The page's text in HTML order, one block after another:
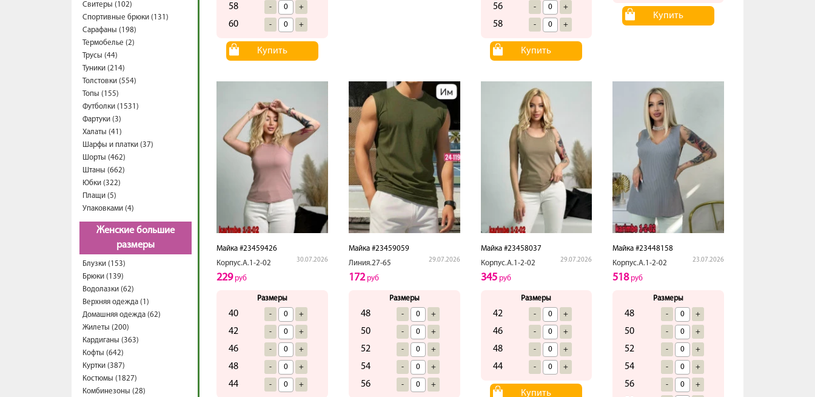
Свитеры (102)
Спортивные брюки (131)
Сарафаны (198)
Термобелье (2)
Трусы (44)
Туники (214)
Толстовки (554)
Топы (155)
Футболки (1531)
Фартуки (3)
Халаты (41)
Шарфы и платки (37)
Шорты (462)
Штаны (662)
Юбки (322)
Плащи (5)
Упаковками (4)
Женские большие
размеры
Блузки (153)
Брюки (139)
Водолазки (62)
Верхняя одежда (1)
Домашняя одежда (62)
Жилеты (200)
Кардиганы (363)
Кофты (642)
Куртки (387)
Костюмы (1827)
Комбинезоны (28)
58 - +
60 - +
Купить
56 - +
58 - +
Купить
Купить
Майка #23459426
Корпус.А.1-2-02
30.07.2026
229руб
Размеры
40 - +
42 - +
46 - +
48 - +
44 - +
Майка #23459059
Линия.27-65
29.07.2026
172руб
Размеры
48 - +
50 - +
52 - +
54 - +
56 - +
Майка #23458037
Корпус.А.1-2-02
29.07.2026
345руб
Размеры
42 - +
46 - +
48 - +
44 - +
Купить
Майка #23448158
Корпус.А.1-2-02
23.07.2026
518руб
Размеры
48 - +
50 - +
52 - +
54 - +
56 - +